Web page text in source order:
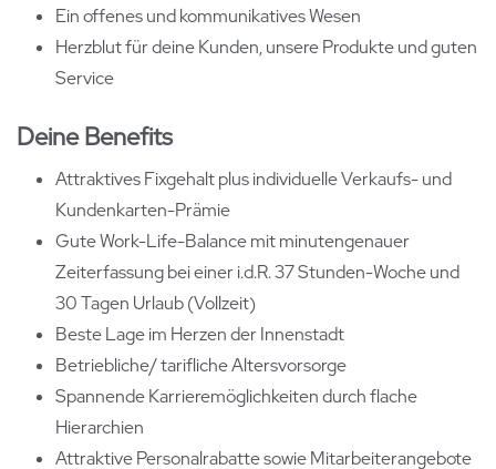
Ein offenes und kommunikatives Wesen
Herzblut für deine Kunden, unsere Produkte und guten
Service
Deine Benefits
Attraktives Fixgehalt plus individuelle Verkaufs- und
Kundenkarten-Prämie
Gute Work-Life-Balance mit minutengenauer
Zeiterfassung bei einer i.d.R. 37 Stunden-Woche und
30 Tagen Urlaub (Vollzeit)
Beste Lage im Herzen der Innenstadt
Betriebliche/ tarifliche Altersvorsorge
Spannende Karrieremöglichkeiten durch flache
Hierarchien
Attraktive Personalrabatte sowie Mitarbeiterangebote